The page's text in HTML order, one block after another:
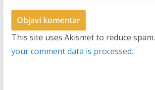
This site uses Akismet to reduce spam.
your comment data is processed.